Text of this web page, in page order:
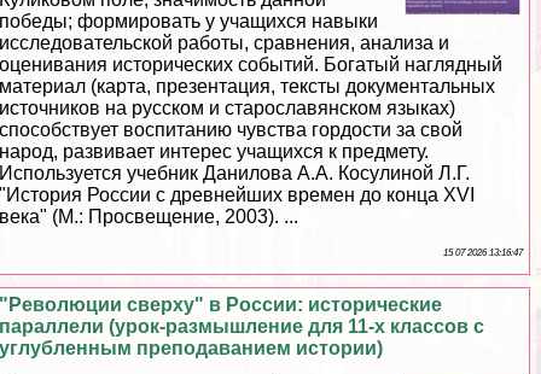
победы; формировать у учащихся навыки
исследовательской работы, сравнения, анализа и
оценивания исторических событий. Богатый наглядный
материал (карта, презентация, тексты документальных
источников на русском и старославянском языках)
способствует воспитанию чувства гордости за свой
народ, развивает интерес учащихся к предмету.
Используется учебник Данилова А.А. Косулиной Л.Г.
"История России с древнейших времен до конца XVI
века" (М.: Просвещение, 2003). ...
15 07 2026 13:16:47
"Революции сверху" в России: исторические
параллели (урок-размышление для 11-х классов с
углубленным преподаванием истории)